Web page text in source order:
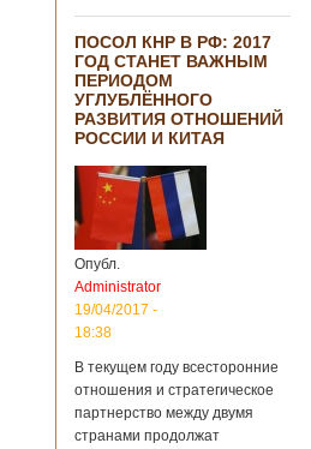
ПОСОЛ КНР В РФ: 2017
ГОД СТАНЕТ ВАЖНЫМ
ПЕРИОДОМ
УГЛУБЛЁННОГО
РАЗВИТИЯ ОТНОШЕНИЙ
РОССИИ И КИТАЯ
Опубл.
Administrator
19/04/2017 -
18:38
В текущем году всесторонние
отношения и стратегическое
партнерство между двумя
странами продолжат